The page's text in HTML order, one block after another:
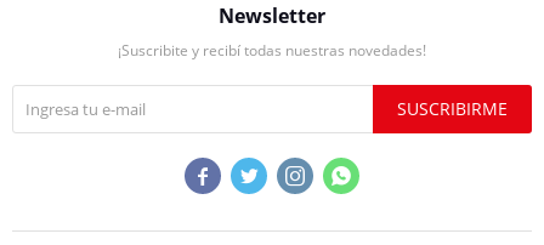
Newsletter
¡Suscribite y recibí todas nuestras novedades!
SUSCRIBIRME
   